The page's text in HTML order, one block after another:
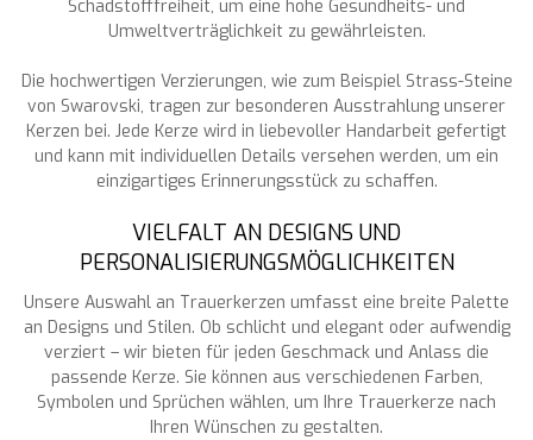
Schadstofffreiheit, um eine hohe Gesundheits- und
Umweltverträglichkeit zu gewährleisten.
Die hochwertigen Verzierungen, wie zum Beispiel Strass-Steine
von Swarovski, tragen zur besonderen Ausstrahlung unserer
Kerzen bei. Jede Kerze wird in liebevoller Handarbeit gefertigt
und kann mit individuellen Details versehen werden, um ein
einzigartiges Erinnerungsstück zu schaffen.
VIELFALT AN DESIGNS UND
PERSONALISIERUNGSMÖGLICHKEITEN
Unsere Auswahl an Trauerkerzen umfasst eine breite Palette
an Designs und Stilen. Ob schlicht und elegant oder aufwendig
verziert – wir bieten für jeden Geschmack und Anlass die
passende Kerze. Sie können aus verschiedenen Farben,
Symbolen und Sprüchen wählen, um Ihre Trauerkerze nach
Ihren Wünschen zu gestalten.